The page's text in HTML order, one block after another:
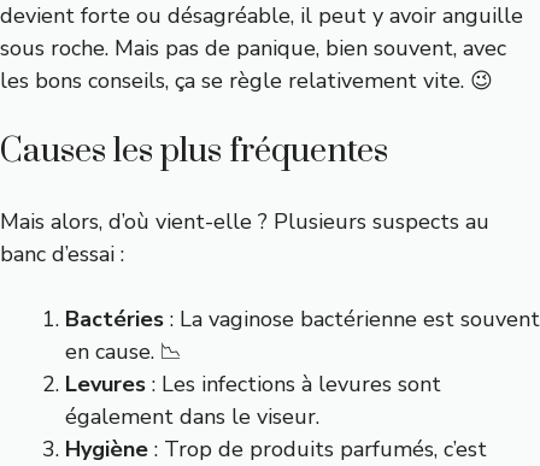
devient forte ou désagréable, il peut y avoir anguille
sous roche. Mais pas de panique, bien souvent, avec
les bons conseils, ça se règle relativement vite. 😉
Causes les plus fréquentes
Mais alors, d’où vient-elle ? Plusieurs suspects au
banc d’essai :
Bactéries : La vaginose bactérienne est souvent
en cause. 📉
Levures : Les infections à levures sont
également dans le viseur.
Hygiène : Trop de produits parfumés, c’est